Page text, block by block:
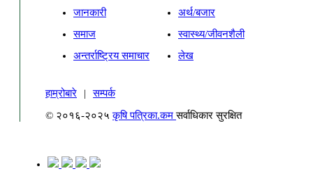
जानकारी
अर्थ/बजार
समाज
स्वास्थ्य/जीवनशैली
अन्तर्राष्ट्रिय समाचार
लेख
हाम्रोबारे |
सम्पर्क
© २०१६-२०२५कृषि पत्रिका.कमसर्वाधिकार सुरक्षित